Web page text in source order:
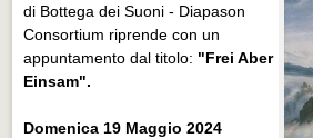
di Bottega dei Suoni - Diapason
Consortium riprende con un
appuntamento dal titolo: "Frei Aber
Einsam".
Domenica 19 Maggio 2024